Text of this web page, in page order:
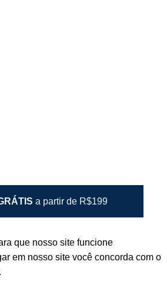
a partir de R$199
que nosso site funcione
em nosso site você concorda com o